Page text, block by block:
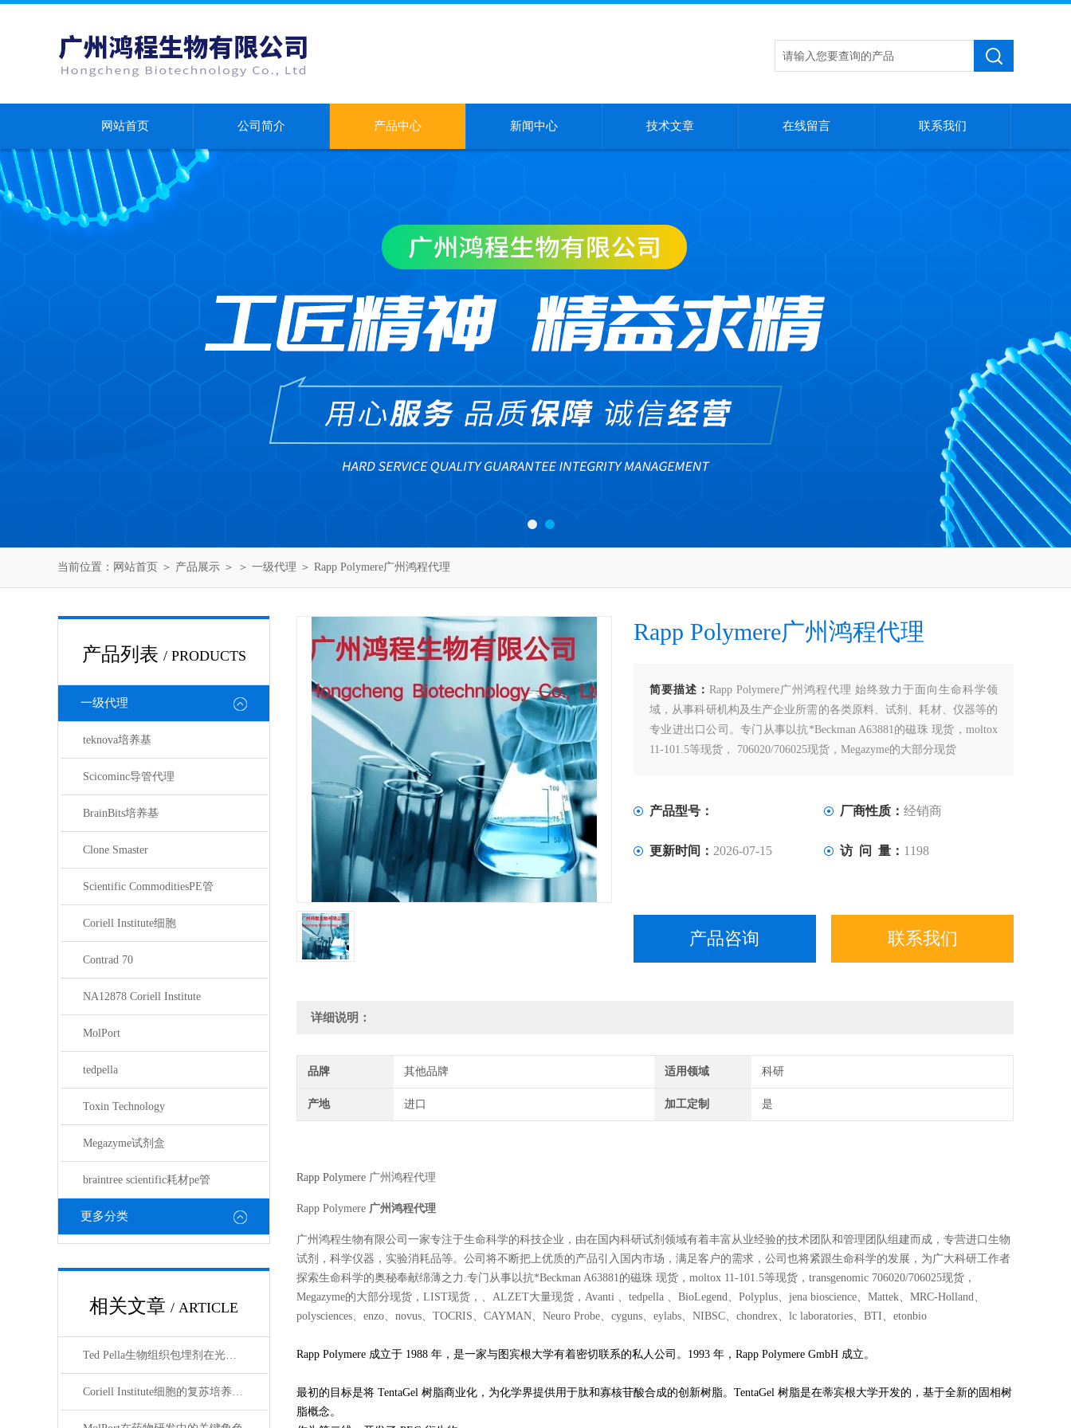
网站首页 公司简介 产品中心 新闻中心 技术文章 在线留言 联系我们
当前位置： 网站首页 ＞ 产品展示 ＞ ＞ 一级代理 ＞ Rapp Polymere广州鸿程代理
产品列表 / PRODUCTS
一级代理
teknova培养基
Scicominc导管代理
BrainBits培养基
Clone Smaster
Scientific CommoditiesPE管
Coriell Institute细胞
Contrad 70
NA12878 Coriell Institute
MolPort
tedpella
Toxin Technology
Megazyme试剂盒
braintree scientific耗材pe管
更多分类
相关文章 / ARTICLE
Ted Pella生物组织包埋剂在光镜与电镜联用技术中的应用
Coriell Institute细胞的复苏培养与质量控制规范
Rapp Polymere广州鸿程代理
简要描述： Rapp Polymere广州鸿程代理 始终致力于面向生命科学领
域，从事科研机构及生产企业所需的各类原料、试剂、耗材、仪器等的
专业进出口公司。专门从事以抗*Beckman A63881的磁珠 现货，moltox
11-101.5等现货， 706020/706025现货，Megazyme的大部分现货
产品型号： 厂商性质： 经销商
更新时间： 2026-07-15 访 问 量： 1198
产品咨询 联系我们
详细说明：
品牌 其他品牌 适用领域 科研
产地 进口 加工定制 是
Rapp Polymere 广州鸿程代理
Rapp Polymere 广州鸿程代理
广州鸿程生物有限公司一家专注于生命科学的科技企业，由在国内科研试剂领域有着丰富从业经验的技术团队和管理团队组建而成，专营进口生物
试剂，科学仪器，实验消耗品等。公司将不断把上优质的产品引入国内市场，满足客户的需求，公司也将紧跟生命科学的发展，为广大科研工作者
探索生命科学的奥秘奉献绵薄之力.专门从事以抗*Beckman A63881的磁珠 现货，moltox 11-101.5等现货，transgenomic 706020/706025现货，
Megazyme的大部分现货，LIST现货，、ALZET大量现货，Avanti 、tedpella 、BioLegend、Polyplus、jena bioscience、Mattek、MRC-Holland、
polysciences、enzo、novus、TOCRIS、CAYMAN、Neuro Probe、cyguns、eylabs、NIBSC、chondrex、lc laboratories、BTI、etonbio
Rapp Polymere 成立于 1988 年，是一家与图宾根大学有着密切联系的私人公司。1993 年，Rapp Polymere GmbH 成立。
最初的目标是将 TentaGel 树脂商业化，为化学界提供用于肽和寡核苷酸合成的创新树脂。TentaGel 树脂是在蒂宾根大学开发的，基于全新的固相树
脂概念。